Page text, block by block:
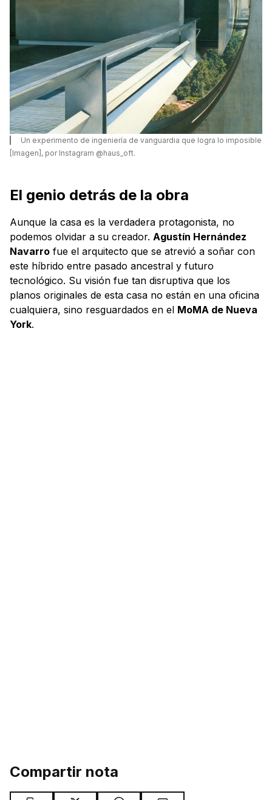
Un experimento de ingeniería de vanguardia que logra lo imposible
[Imagen], por Instagram @haus_oft.
El genio detrás de la obra
Aunque la casa es la verdadera protagonista, no
podemos olvidar a su creador. Agustín Hernández
Navarro fue el arquitecto que se atrevió a soñar con
este híbrido entre pasado ancestral y futuro
tecnológico. Su visión fue tan disruptiva que los
planos originales de esta casa no están en una oficina
cualquiera, sino resguardados en el MoMA de Nueva
York.
Compartir nota